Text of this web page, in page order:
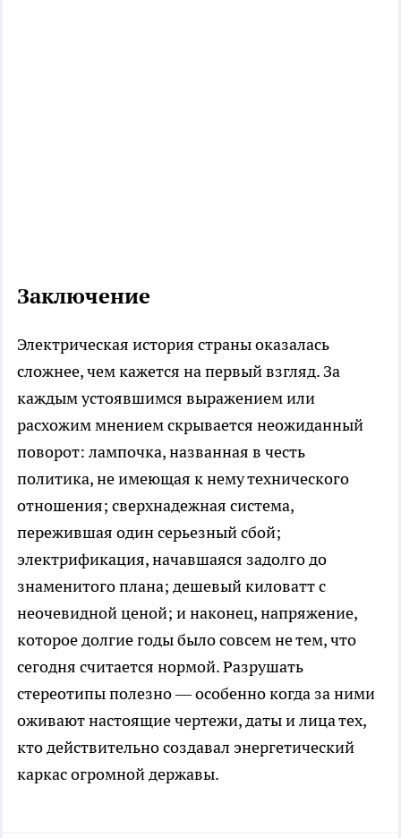
Заключение
Электрическая история страны оказалась
сложнее, чем кажется на первый взгляд. За
каждым устоявшимся выражением или
расхожим мнением скрывается неожиданный
поворот: лампочка, названная в честь
политика, не имеющая к нему технического
отношения; сверхнадежная система,
пережившая один серьезный сбой;
электрификация, начавшаяся задолго до
знаменитого плана; дешевый киловатт с
неочевидной ценой; и наконец, напряжение,
которое долгие годы было совсем не тем, что
сегодня считается нормой. Разрушать
стереотипы полезно — особенно когда за ними
оживают настоящие чертежи, даты и лица тех,
кто действительно создавал энергетический
каркас огромной державы.